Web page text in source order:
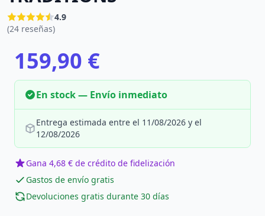
4.9
(24 reseñas)
159,90 €
En stock — Envío inmediato
Entrega estimada entre el 11/08/2026 y el
12/08/2026
Gana 4,68 € de crédito de fidelización
Gastos de envío gratis
Devoluciones gratis durante 30 días